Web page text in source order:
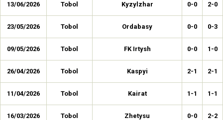
13/06/2026 Tobol Kyzylzhar 0-0 2-0
23/05/2026 Tobol Ordabasy 0-0 0-3
09/05/2026 Tobol FK Irtysh 0-0 1-0
26/04/2026 Tobol Kaspyi 2-1 2-1
11/04/2026 Tobol Kairat 1-1 1-1
16/03/2026 Tobol Zhetysu 0-0 2-2